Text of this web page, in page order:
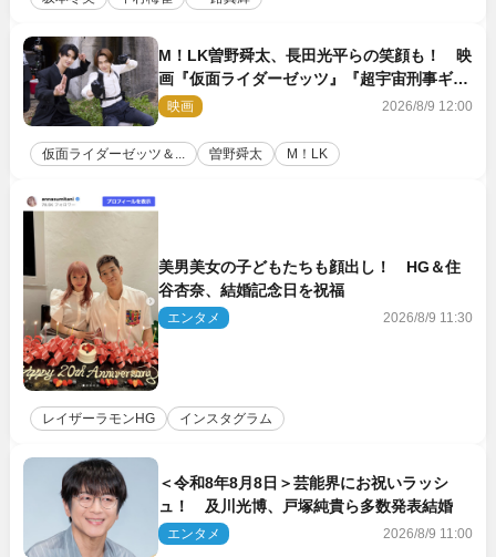
M！LK曽野舜太、長田光平らの笑顔も！ 映
画『仮面ライダーゼッツ』『超宇宙刑事ギャ
バン インフィニティ』オフショット到着
映画 2026/8/9 12:00
仮面ライダーゼッツ＆... 曽野舜太 M！LK
美男美女の子どもたちも顔出し！ HG＆住
谷杏奈、結婚記念日を祝福
エンタメ 2026/8/9 11:30
レイザーラモンHG インスタグラム
＜令和8年8月8日＞芸能界にお祝いラッシ
ュ！ 及川光博、戸塚純貴ら多数発表結婚
エンタメ 2026/8/9 11:00